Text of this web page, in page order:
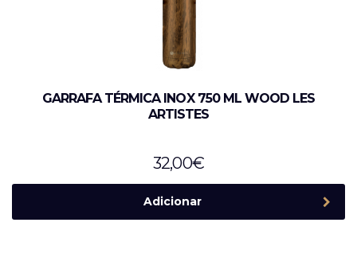
GARRAFA TÉRMICA INOX 750 ML WOOD LES
ARTISTES
32,00€
Adicionar